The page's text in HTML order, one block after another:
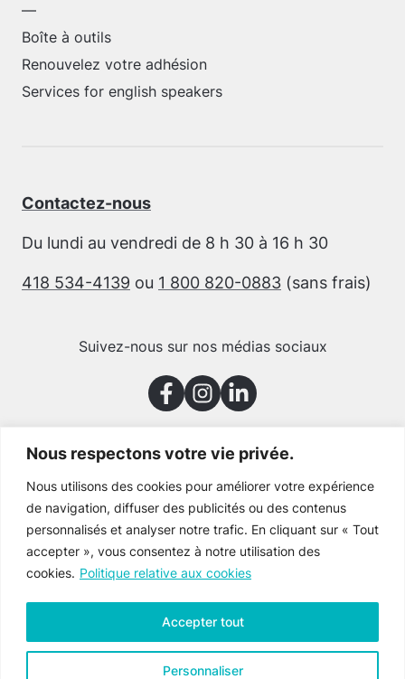
Nous respectons votre vie privée.
Nous utilisons des cookies pour améliorer votre expérience
de navigation, diffuser des publicités ou des contenus
personnalisés et analyser notre trafic. En cliquant sur « Tout
accepter », vous consentez à notre utilisation des
cookies. Politique relative aux cookies
Personnaliser
Accepter tout
—
Boîte à outils
Renouvelez votre adhésion
Services for english speakers
Contactez-nous
Du lundi au vendredi de 8 h 30 à 16 h 30
418 534-4139 ou 1 800 820-0883 (sans frais)
Suivez-nous sur nos médias sociaux
Merci à nos partenaires